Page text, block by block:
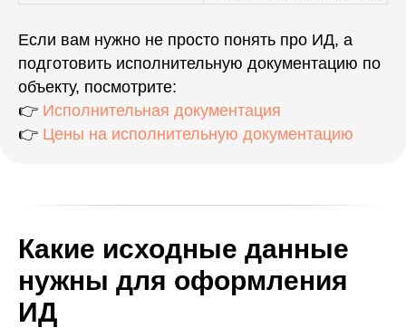
Если вам нужно не просто понять про ИД, а
подготовить исполнительную документацию по
объекту, посмотрите:
👉 Исполнительная документация
👉 Цены на исполнительную документацию
Какие исходные данные
нужны для оформления
ИД